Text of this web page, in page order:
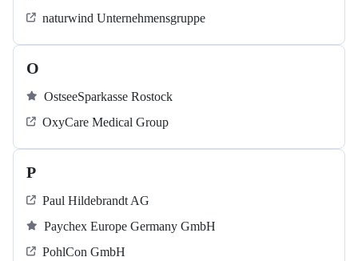
naturwind Unternehmensgruppe
O
OstseeSparkasse Rostock
OxyCare Medical Group
P
Paul Hildebrandt AG
Paychex Europe Germany GmbH
PohlCon GmbH